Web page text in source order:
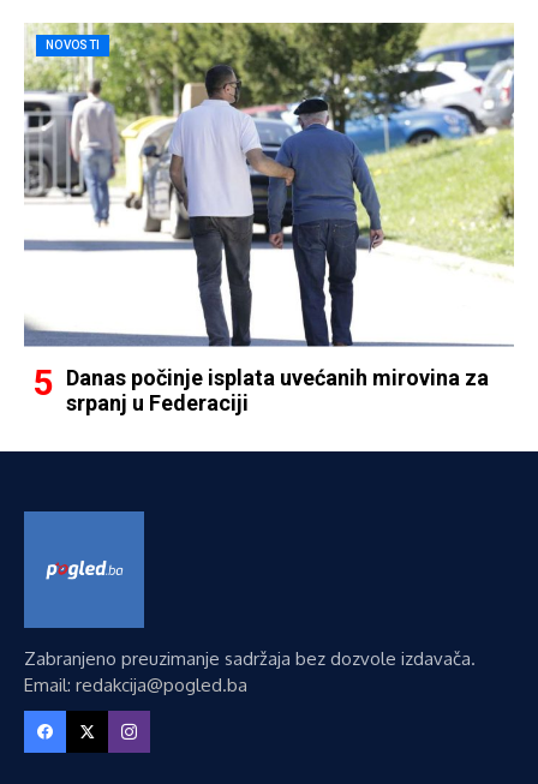
NOVOSTI
Danas počinje isplata uvećanih mirovina za
srpanj u Federaciji
Zabranjeno preuzimanje sadržaja bez dozvole izdavača.
Email: redakcija@pogled.ba